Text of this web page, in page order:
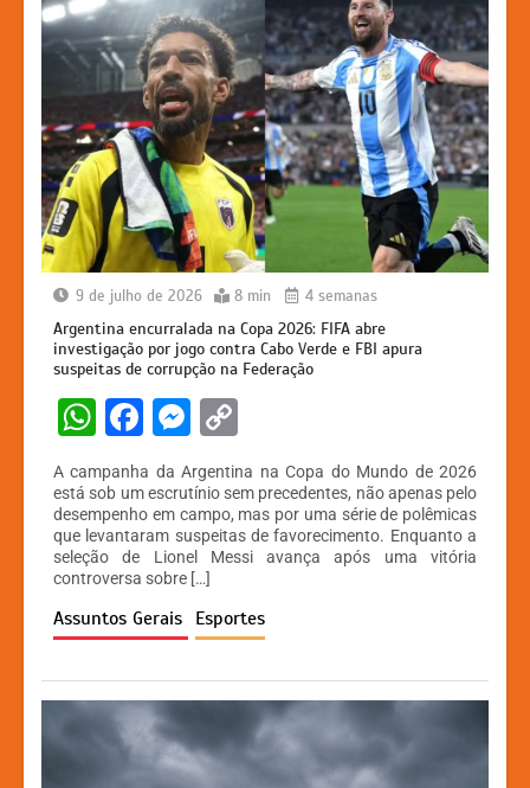
9 de julho de 2026 8 min 4 semanas
Argentina encurralada na Copa 2026: FIFA abre
investigação por jogo contra Cabo Verde e FBI apura
suspeitas de corrupção na Federação
W
at
s
A
p
p
F
a
c
e
b
o
o
k
M
s
s
e
n
g
er
p
y
Li
n
k
A campanha da Argentina na Copa do Mundo de 2026
está sob um escrutínio sem precedentes, não apenas pelo
desempenho em campo, mas por uma série de polêmicas
que levantaram suspeitas de favorecimento. Enquanto a
seleção de Lionel Messi avança após uma vitória
controversa sobre […]
Assuntos Gerais Esportes